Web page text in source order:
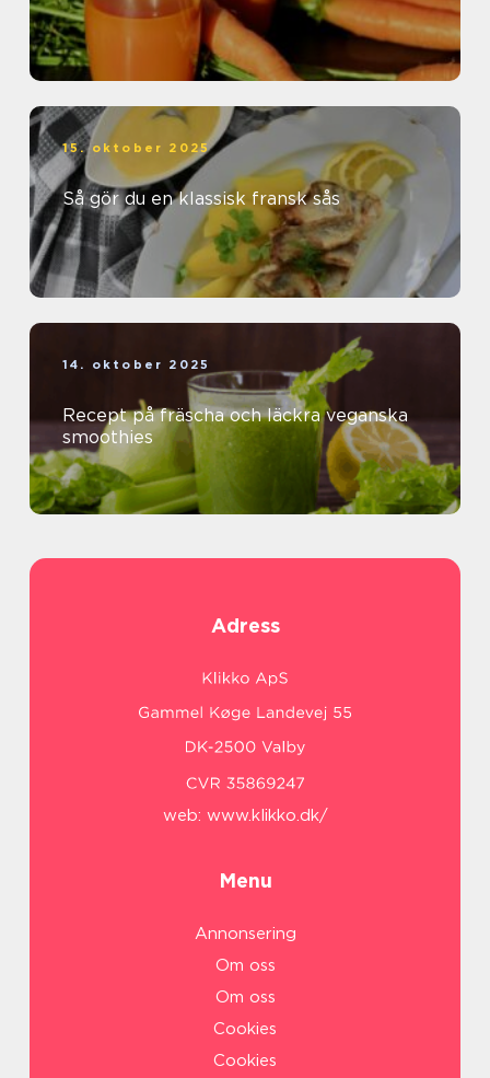
15. oktober 2025
Så gör du en klassisk fransk sås
14. oktober 2025
Recept på fräscha och läckra veganska
smoothies
Adress
web: www.klikko.dk/
Menu
Annonsering
Om oss
Om oss
Cookies
Cookies